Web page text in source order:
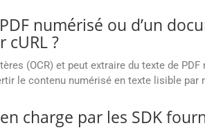
numérisé ou d’un
cURL ?
(OCR) et peut extraire du texte de
le contenu numérisé en texte lisible par
charge par les SDK